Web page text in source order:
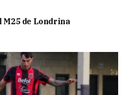
M25 de Londrina